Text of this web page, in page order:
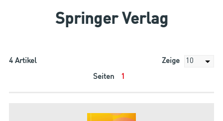
Springer Verlag
4Artikel
Seiten 1
Zeige